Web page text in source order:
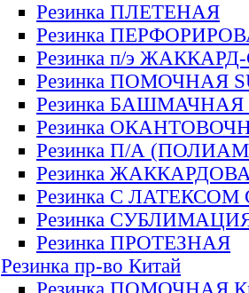
Резинка ПЛЕТЕНАЯ
Резинка
Резинка п/э
Резинка ПОМОЧНАЯ
Резинка БАШМАЧНАЯ
Резинка
Резинка П/А
Резинка
Резинка С ЛАТЕКСОМ
Резинка
Резинка ПРОТЕЗНАЯ
Резинка пр-во Китай